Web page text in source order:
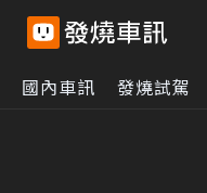
國內車訊 發燒試駕